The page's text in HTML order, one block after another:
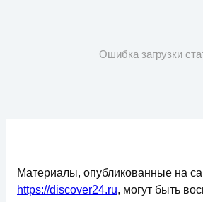
Ошибка загрузки
Материалы, опубликованные на
https://discover24.ru, могут быть